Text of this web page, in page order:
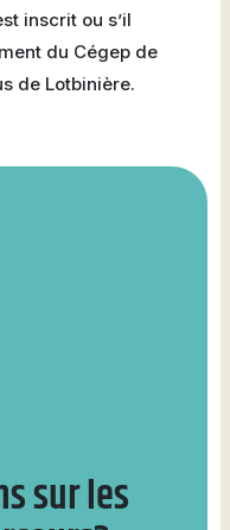
inscrit ou s’il
du Cégep de
de Lotbinière.
sur les